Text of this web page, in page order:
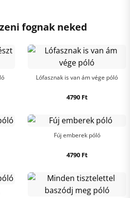
fognak neked
Lófasznak is van ám vége póló
4790 Ft
Fúj emberek póló
4790 Ft